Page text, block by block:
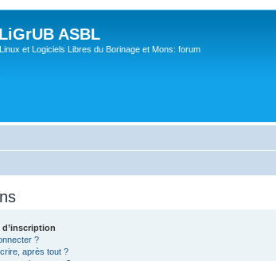
ASBL
et Logiciels Libres du Borinage et Mons: forum
?
après tout ?